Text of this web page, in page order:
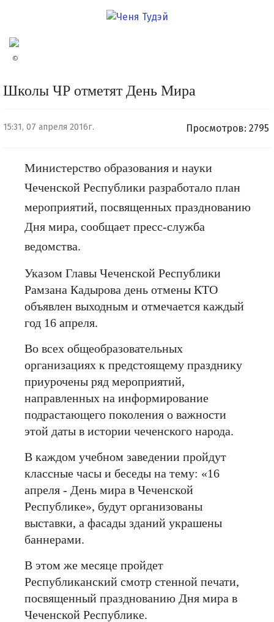
©
Школы ЧР отметят День Мира
15:31, 07 апреля 2016г. Просмотров: 2795
Министерство образования и науки
Чеченской Республики разработало план
мероприятий, посвященных празднованию
Дня мира, сообщает пресс-служба
ведомства.
Указом Главы Чеченской Республики
Рамзана Кадырова день отмены КТО
объявлен выходным и отмечается каждый
год 16 апреля.
Во всех общеобразовательных
организациях к предстоящему празднику
приурочены ряд мероприятий,
направленных на информирование
подрастающего поколения о важности
этой даты в истории чеченского народа.
В каждом учебном заведении пройдут
классные часы и беседы на тему: «16
апреля - День мира в Чеченской
Республике», будут организованы
выставки, а фасады зданий украшены
баннерами.
В этом же месяце пройдет
Республиканский смотр стенной печати,
посвященный празднованию Дня мира в
Чеченской Республике.